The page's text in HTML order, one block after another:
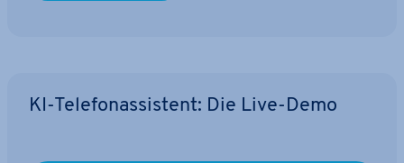
KI-Te­le­fon­as­sis­tent: Die Live-Demo